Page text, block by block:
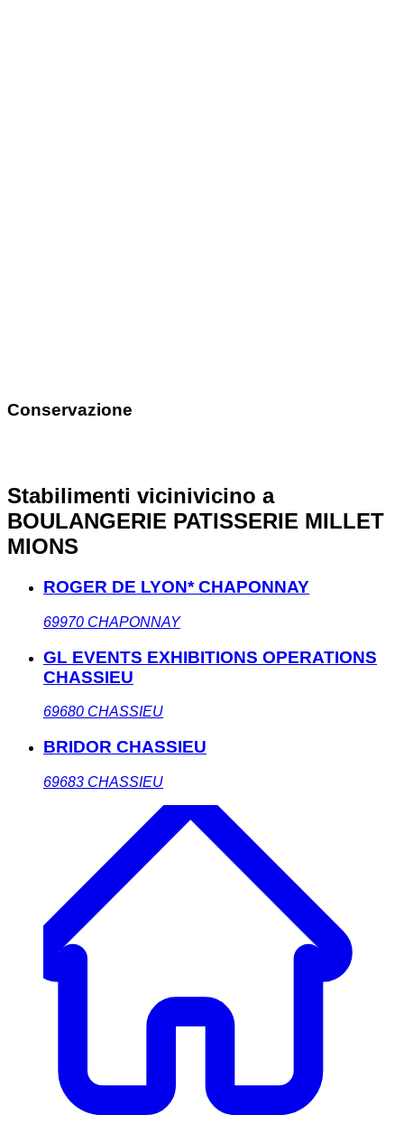
Conservazione
Stabilimenti vicinivicino a
BOULANGERIE PATISSERIE MILLET
MIONS
ROGER DE LYON* CHAPONNAY
69970 CHAPONNAY
GL EVENTS EXHIBITIONS OPERATIONS
CHASSIEU
69680 CHASSIEU
BRIDOR CHASSIEU
69683 CHASSIEU